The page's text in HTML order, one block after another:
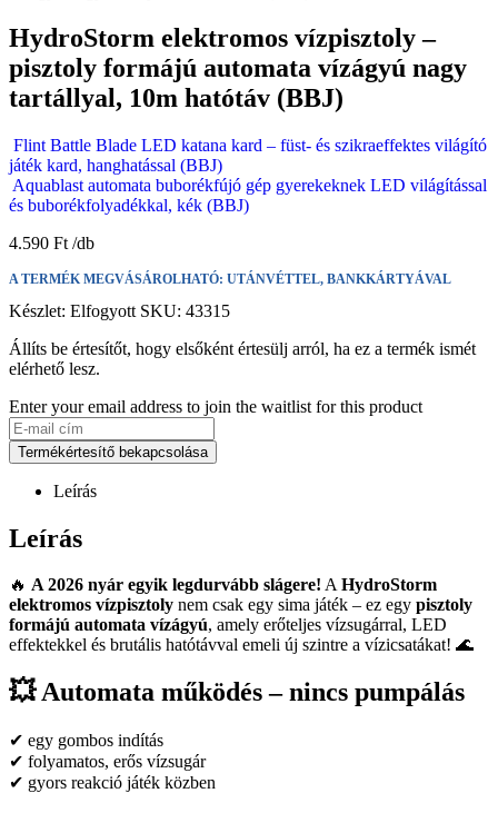
HydroStorm elektromos vízpisztoly –
pisztoly formájú automata vízágyú nagy
tartállyal, 10m hatótáv (BBJ)
Flint Battle Blade LED katana kard – füst- és szikraeffektes világító
játék kard, hanghatással (BBJ)
Aquablast automata buborékfújó gép gyerekeknek LED világítással
és buborékfolyadékkal, kék (BBJ)
4.590 Ft
A TERMÉK MEGVÁSÁROLHATÓ: UTÁNVÉTTEL, BANKKÁRTYÁVAL
Készlet: Elfogyott SKU: 43315
Állíts be értesítőt, hogy elsőként értesülj arról, ha ez a termék ismét
elérhető lesz.
Enter your email address to join the waitlist for this product
Termékértesítő bekapcsolása
Leírás
Leírás
🔥 A 2026 nyár egyik legdurvább slágere! AHydroStorm
elektromos vízpisztoly nem csak egy sima játék – ez egy pisztoly
formájú automata vízágyú, amely erőteljes vízsugárral, LED
effektekkel és brutális hatótávval emeli új szintre a vízicsatákat! 🌊
💥 Automata működés – nincs pumpálás
✔ egy gombos indítás
✔ folyamatos, erős vízsugár
✔ gyors reakció játék közben